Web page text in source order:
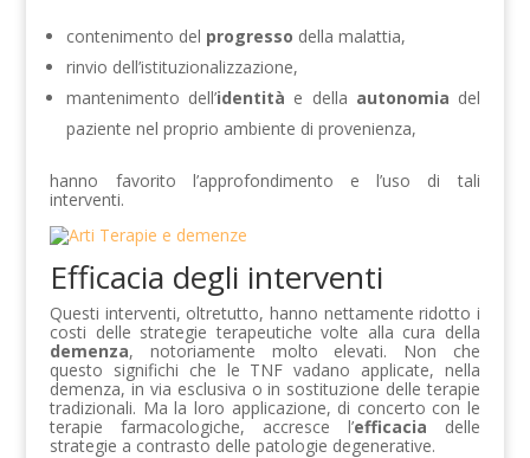
contenimento del progresso della malattia,
rinvio dell’istituzionalizzazione,
mantenimento dell’identità e della autonomia del
paziente nel proprio ambiente di provenienza,
hanno favorito l’approfondimento e l’uso di tali
interventi.
Efficacia degli interventi
Questi interventi, oltretutto, hanno nettamente ridotto i
costi delle strategie terapeutiche volte alla cura della
demenza, notoriamente molto elevati. Non che
questo significhi che le TNF vadano applicate, nella
demenza, in via esclusiva o in sostituzione delle terapie
tradizionali. Ma la loro applicazione, di concerto con le
terapie farmacologiche, accresce l’efficacia delle
strategie a contrasto delle patologie degenerative.